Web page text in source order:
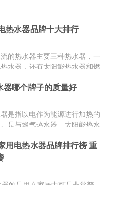
热水器品牌十大排行
的热水器主要三种热水器，一
水器，还有太阳能热水器和燃
就属电热水器了，所以想要找
跟大家分享一下市面上比较知
水器品牌，这些品牌深受许多
：海尔、史密斯、美的、万
斯顿、万家乐、西门子、樱
朗、帅康等。
器哪个牌子的质量好
是指以电作为能源进行加热的
是与燃气热水器、太阳能热水
率大小可分为储水式（又称容
热式）、即热式、速热式（又
用电热水器品牌排行榜 重
的是用在家居中可是非常普